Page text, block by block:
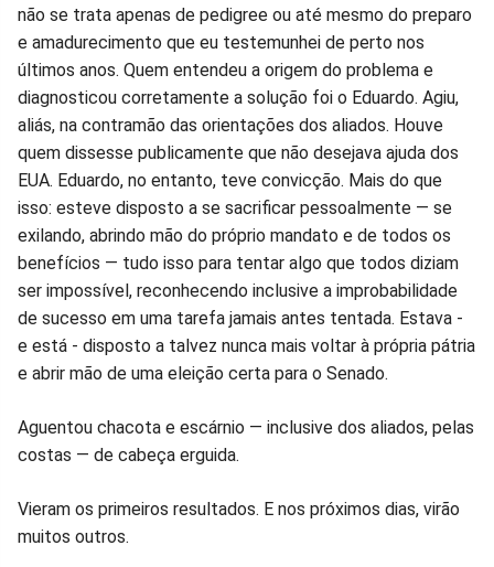
não se trata apenas de pedigree ou até mesmo do preparo
e amadurecimento que eu testemunhei de perto nos
últimos anos. Quem entendeu a origem do problema e
diagnosticou corretamente a solução foi o Eduardo. Agiu,
aliás, na contramão das orientações dos aliados. Houve
quem dissesse publicamente que não desejava ajuda dos
EUA. Eduardo, no entanto, teve convicção. Mais do que
isso: esteve disposto a se sacrificar pessoalmente — se
exilando, abrindo mão do próprio mandato e de todos os
benefícios — tudo isso para tentar algo que todos diziam
ser impossível, reconhecendo inclusive a improbabilidade
de sucesso em uma tarefa jamais antes tentada. Estava -
e está - disposto a talvez nunca mais voltar à própria pátria
e abrir mão de uma eleição certa para o Senado.
Aguentou chacota e escárnio — inclusive dos aliados, pelas
costas — de cabeça erguida.
Vieram os primeiros resultados. E nos próximos dias, virão
muitos outros.